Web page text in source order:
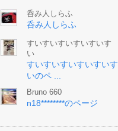
呑み人しらふ
呑み人しらふ
すいすいすいすいすいす
い
すいすいすいすいすいす
いのペ ...
Bruno 660
n18********のページ